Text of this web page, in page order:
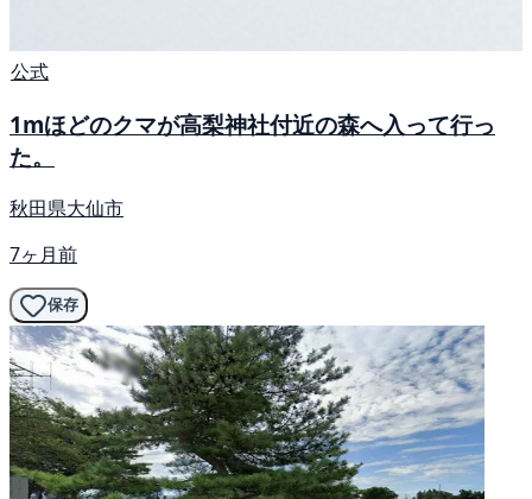
公式
1mほどのクマが高梨神社付近の森へ入って行っ
た。
秋田県大仙市
7ヶ月前
保存